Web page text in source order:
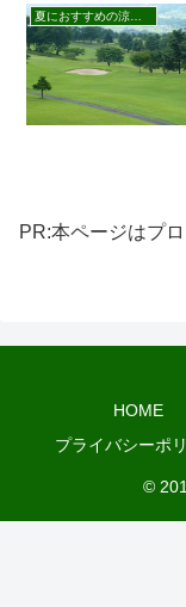
夏におすすめの涼しいゴルフ場
PR:本ページはプ
HOME
プライバシーポ
©